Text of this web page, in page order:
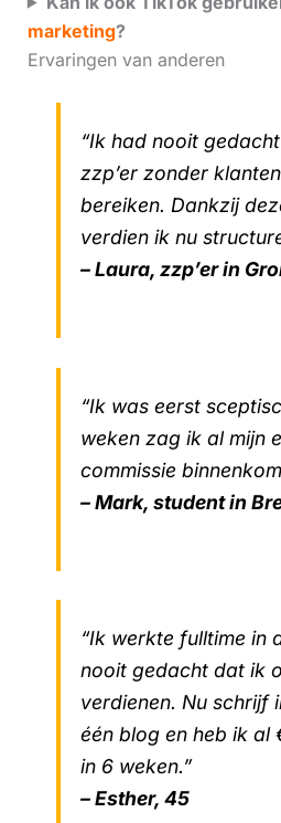
marketing?
Ervaringen van anderen
“Ik had nooit
zzp’er zonder
bereiken. Dankzij
verdien ik nu
– Laura, zzp’er in
“Ik was eerst
weken zag ik al mijn
commissie
– Mark, student in
“Ik werkte fulltime in
nooit gedacht dat ik
verdienen. Nu schrijf
één blog en heb ik al
in 6 weken.”
– Esther, 45